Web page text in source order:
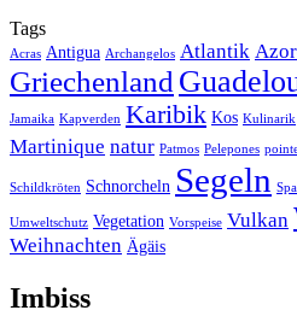
Tags
Acras Antigua Archangelos Atlantik
Griechenland
Jamaika Kapverden Karibik Kos Kulinarik
Martinique natur Patmos Pelepones
Schildkröten Schnorcheln Segeln
Umweltschutz Vegetation Vorspeise Vulkan
Weihnachten Ägäis
Imbiss